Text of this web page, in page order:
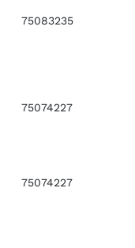
75083235
75074227
75074227